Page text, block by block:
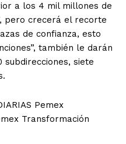
a los 4 mil millones de
pero crecerá el recorte
de confianza, esto
también le darán
subdirecciones, siete
Pemex
Transformación